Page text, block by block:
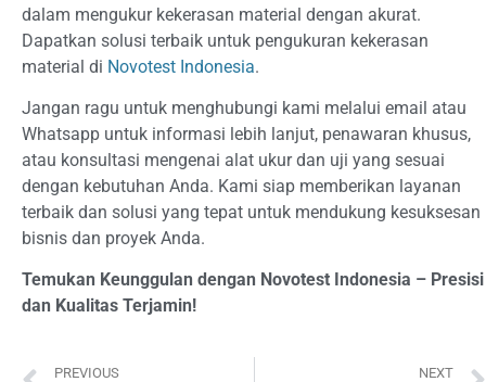
dalam mengukur kekerasan material dengan akurat.
Dapatkan solusi terbaik untuk pengukuran kekerasan
material di Novotest Indonesia.
Jangan ragu untuk menghubungi kami melalui email atau
Whatsapp untuk informasi lebih lanjut, penawaran khusus,
atau konsultasi mengenai alat ukur dan uji yang sesuai
dengan kebutuhan Anda. Kami siap memberikan layanan
terbaik dan solusi yang tepat untuk mendukung kesuksesan
bisnis dan proyek Anda.
Temukan Keunggulan dengan Novotest Indonesia – Presisi
dan Kualitas Terjamin!
PREVIOUS NEXT